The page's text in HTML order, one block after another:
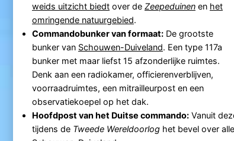
weids uitzicht biedtover de Zeepeduinenen het
omringende natuurgebied.
Commandobunker van formaat:De grootste
bunker van Schouwen-Duiveland. Een type 117a
bunker met maar liefst 15 afzonderlijke ruimtes.
Denk aan een radiokamer, officierenverblijven,
voorraadruimtes, een mitrailleurpost en een
observatiekoepel op het dak.
Hoofdpost van het Duitse commando:Vanuit
tijdens de Tweede Wereldoorloghet bevel over